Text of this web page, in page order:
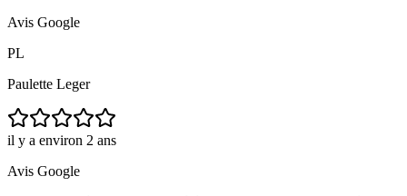
Avis Google
PL
Paulette Leger
il y a environ 2 ans
Avis Google